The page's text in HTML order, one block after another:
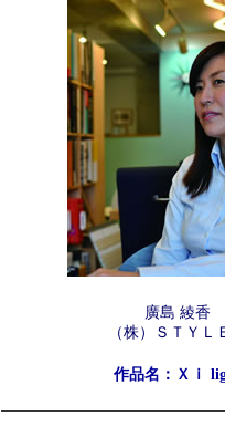
廣島 綾香
（株）ＳＴＹＬ
作品名：Ｘｉ